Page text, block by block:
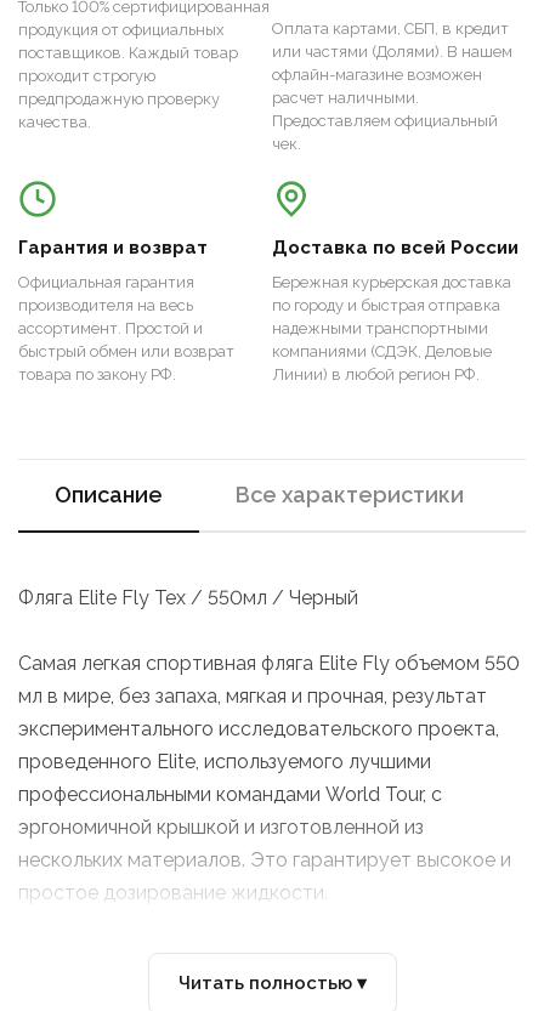
Только 100% сертифицированная
продукция от официальных
поставщиков. Каждый товар
проходит строгую
предпродажную проверку
качества.
Оплата картами, СБП, в кредит
или частями (Долями). В нашем
офлайн-магазине возможен
расчет наличными.
Предоставляем официальный
чек.
Гарантия и возврат
Официальная гарантия
производителя на весь
ассортимент. Простой и
быстрый обмен или возврат
товара по закону РФ.
Доставка по всей России
Бережная курьерская доставка
по городу и быстрая отправка
надежными транспортными
компаниями (СДЭК, Деловые
Линии) в любой регион РФ.
Описание Все характеристики
Фляга Elite Fly Tex / 550мл / Черный
Самая легкая спортивная фляга Elite Fly объемом 550
мл в мире, без запаха, мягкая и прочная, результат
экспериментального исследовательского проекта,
проведенного Elite, используемого лучшими
профессиональными командами World Tour, с
эргономичной крышкой и изготовленной из
нескольких материалов. Это гарантирует высокое и
простое дозирование жидкости.
Читать полностью ▾